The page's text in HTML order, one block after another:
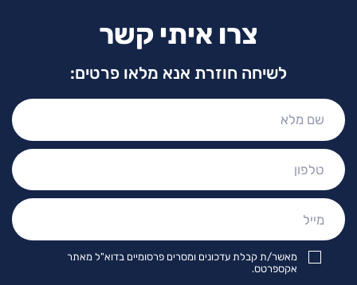
צרו איתי קשר
לשיחה חוזרת אנא מלאו פרטים:
שם
מלא:
טלפון:
מייל:
מאשר/ת קבלת עדכונים ומסרים פרסומיים בדוא"ל מאתר
אקספרטס.